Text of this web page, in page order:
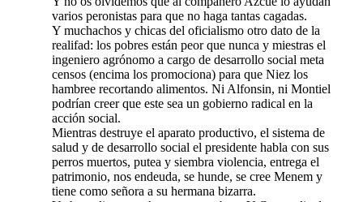
varios peronistas para que no haga tantas cagadas.
Y muchachos y chicas del oficialismo otro dato de la
realifad: los pobres están peor que nunca y miestras el
ingeniero agrónomo a cargo de desarrollo social meta
censos (encima los promociona) para que Niez los
hambree recortando alimentos. Ni Alfonsin, ni Montiel
podrían creer que este sea un gobierno radical en la
acción social.
Mientras destruye el aparato productivo, el sistema de
salud y de desarrollo social el presidente habla con sus
perros muertos, putea y siembra violencia, entrega el
patrimonio, nos endeuda, se hunde, se cree Menem y
tiene como señora a su hermana bizarra.